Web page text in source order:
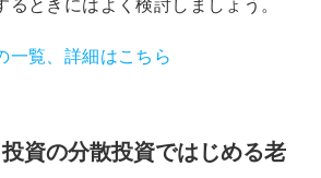
るときにはよく検討しましょう。
覧、詳細はこちら
資の分散投資ではじめる老